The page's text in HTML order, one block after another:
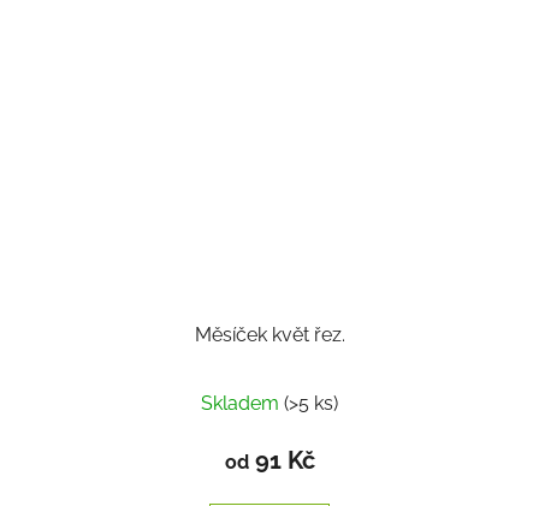
Měsíček květ řez.
hodnocení
produktu
Skladem (>5 ks)
od91 Kč